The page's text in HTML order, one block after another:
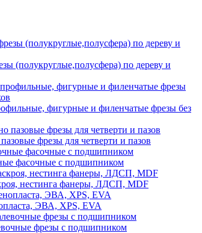
(полукруглые,полусфера) по дереву и
фигурные и филенчатые фрезы без
фрезы для четверти и пазов
фасочные с подшипником
нестинга фанеры, ЛДСП, MDF
ЭВА, XPS, EVA
фрезы с подшипником